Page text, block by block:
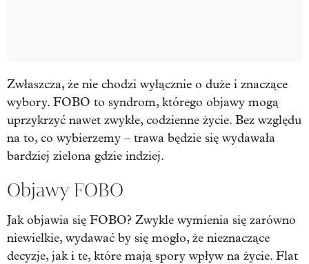
Zwłaszcza, że nie chodzi wyłącznie o duże i znaczące
wybory. FOBO to syndrom, którego objawy mogą
uprzykrzyć nawet zwykłe, codzienne życie. Bez względu
na to, co wybierzemy – trawa będzie się wydawała
bardziej zielona gdzie indziej.
Objawy FOBO
Jak objawia się FOBO? Zwykle wymienia się zarówno
niewielkie, wydawać by się mogło, że nieznaczące
decyzje, jak i te, które mają spory wpływ na życie. Flat